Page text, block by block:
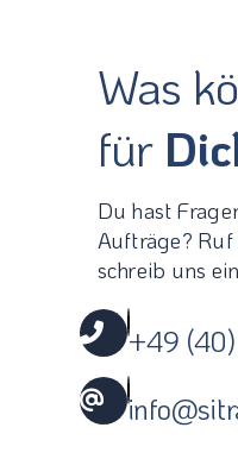
Was
für
Du hast
Aufträge? Ruf
schreib uns
+49